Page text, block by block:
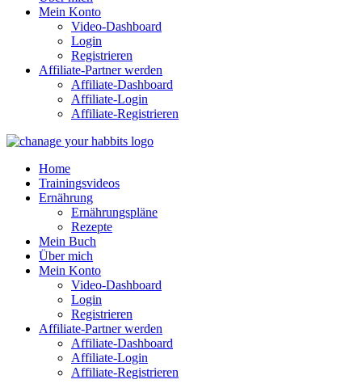
Mein Konto
Video-Dashboard
Login
Registrieren
Affiliate-Partner werden
Affiliate-Dashboard
Affiliate-Login
Affiliate-Registrieren
Home
Trainingsvideos
Ernährung
Ernährungspläne
Rezepte
Mein Buch
Über mich
Mein Konto
Video-Dashboard
Login
Registrieren
Affiliate-Partner werden
Affiliate-Dashboard
Affiliate-Login
Affiliate-Registrieren